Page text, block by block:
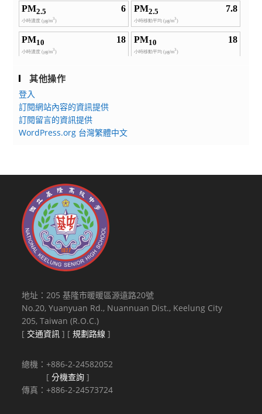
其他操作
登入
訂閱網站內容的資訊提供
訂閱留言的資訊提供
WordPress.org 台灣繁體中文
地址：205 基隆市暖暖區源遠路20號
No.20, Yuanyuan Rd., Nuannuan Dist., Keelung City
205, Taiwan (R.O.C.)
[ 交通資訊 ] [規劃路線 ]
總機：+886-2-24582052
[分機查詢 ]
傳真：+886-2-24573724